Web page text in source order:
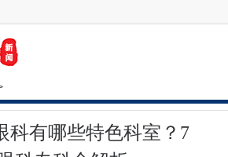
科有哪些特色科室？7